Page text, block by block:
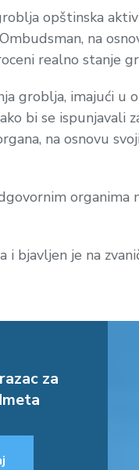
opštinska
na
realno stanje
groblja, imajući
bi se ispunjavali
na osnovu
bjavljen je na
za